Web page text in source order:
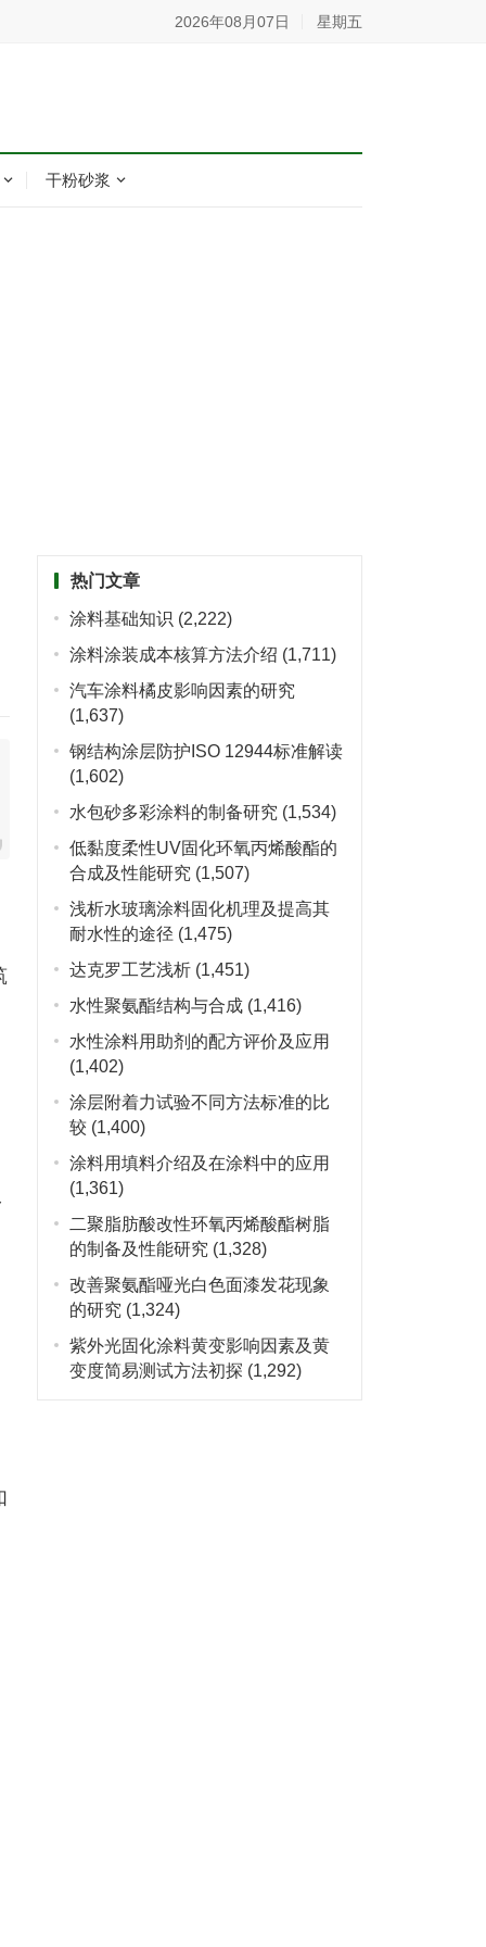
2026年08月07日 星期五
干粉砂浆
热门文章
涂料基础知识 (2,222)
涂料涂装成本核算方法介绍 (1,711)
汽车涂料橘皮影响因素的研究
(1,637)
钢结构涂层防护ISO 12944标准解读
(1,602)
水包砂多彩涂料的制备研究 (1,534)
低黏度柔性UV固化环氧丙烯酸酯的
合成及性能研究 (1,507)
浅析水玻璃涂料固化机理及提高其
耐水性的途径 (1,475)
达克罗工艺浅析 (1,451)
水性聚氨酯结构与合成 (1,416)
水性涂料用助剂的配方评价及应用
(1,402)
涂层附着力试验不同方法标准的比
较 (1,400)
涂料用填料介绍及在涂料中的应用
(1,361)
二聚脂肪酸改性环氧丙烯酸酯树脂
的制备及性能研究 (1,328)
改善聚氨酯哑光白色面漆发花现象
的研究 (1,324)
紫外光固化涂料黄变影响因素及黄
变度简易测试方法初探 (1,292)